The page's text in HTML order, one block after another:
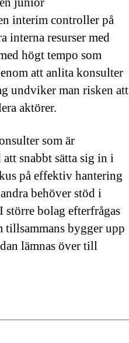
interim controller på
interna resurser med
högt tempo som
att anlita konsulter
undviker man risken att
aktörer.
som är
snabbt sätta sig in i
på effektiv hantering
behöver stöd i
bolag efterfrågas
tillsammans bygger upp
lämnas över till